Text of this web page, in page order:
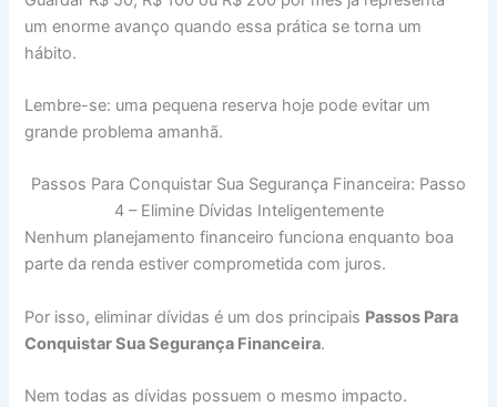
um enorme avanço quando essa prática se torna um
hábito.
Lembre-se: uma pequena reserva hoje pode evitar um
grande problema amanhã.
Passos Para Conquistar Sua Segurança Financeira: Passo
4 – Elimine Dívidas Inteligentemente
Nenhum planejamento financeiro funciona enquanto boa
parte da renda estiver comprometida com juros.
Por isso, eliminar dívidas é um dos principais Passos Para
Conquistar Sua Segurança Financeira.
Nem todas as dívidas possuem o mesmo impacto.